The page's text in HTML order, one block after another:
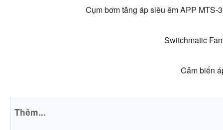
Cụm bơm tăng áp siêu êm APP
Switchmatic
Cảm biến
Thêm...